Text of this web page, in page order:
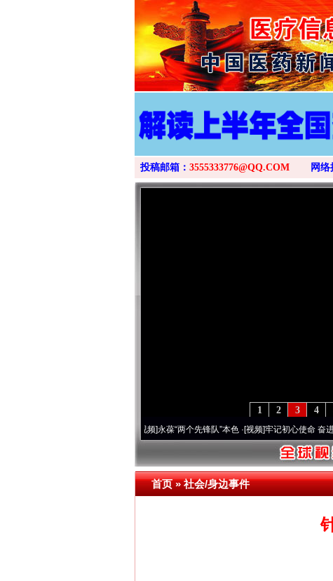
投稿邮箱： 3555333776@QQ.COM 网
4
3
2
1
永葆“两个先锋队”本色·[视频] 牢记初心使命 奋进复兴
首页»社会/身边事件
网上购药对药下症？